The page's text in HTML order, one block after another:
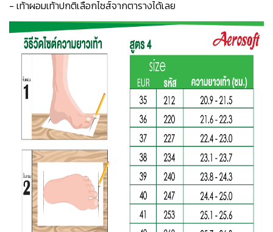
- เท้าผอมเท้าปกติเลือกไซส์จากตารางได้เลย